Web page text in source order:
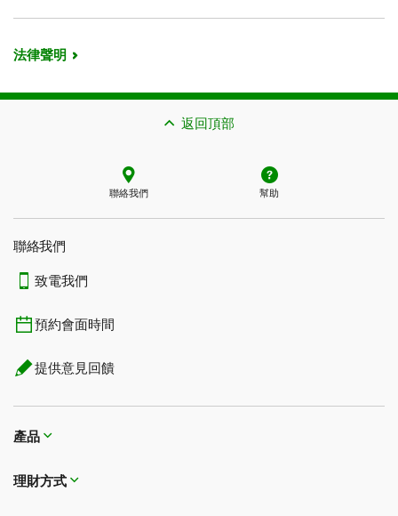
法律聲明
返回頂部
聯絡我們 幫助
聯絡我們
致電我們
預約會面時間
提供意見回饋
產品
理財方式​​​​​​​